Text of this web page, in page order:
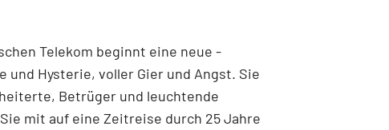
Telekom ­beginnt eine neue
und Hysterie, ­voller Gier und Angst. Sie
­Betrüger und leuchtende
mit auf eine Zeit­reise durch 25 Jahre